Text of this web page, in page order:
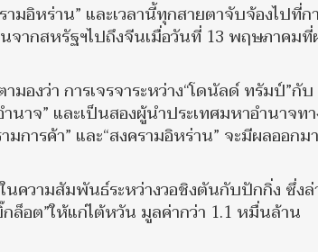
อิหร่าน” และเวลานี้ทุกสายตาจับจ้องไปที่ก
จากสหรัฐฯไปถึงจีนเมื่อวันที่ 13 พฤษภาคม
องว่า การเจรจาระหว่าง“โดนัลด์ ทรัมป์”กับ
นาจ” และเป็นสองผู้นำประเทศมหาอำนาจท
การค้า” และ“สงครามอิหร่าน” จะมีผลออกมา
นความสัมพันธ์ระหว่างวอชิงตันกับปักกิ่ง ซึ่ง
ล็อต”ให้แก่ไต้หวัน มูลค่ากว่า 1.1 หมื่นล้าน